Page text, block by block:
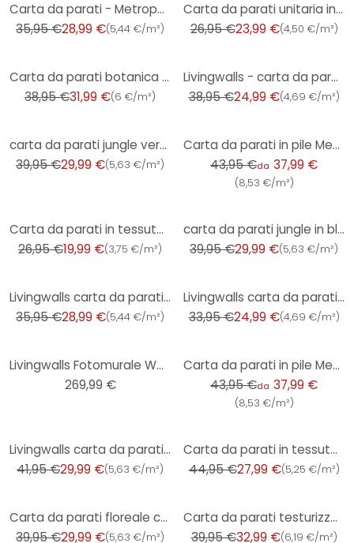
Carta da parati - Metropolitan Stories Mio Tokio
35,95 €28,99 €(5,44 €/m²)
Carta da parati unitaria in tessuto non tessuto bianco Hygge plain matt con struttura leggera
26,95 €23,99 €(4,50 €/m²)
Carta da parati botanica grigio-gialla - Carta da parati in pile a motivi floreali - Carta da parati
38,95 €31,99 €(6 €/m²)
Livingwalls - carta da parati Mattoni grigio
38,95 €24,99 €(4,69 €/m²)
carta da parati jungle verde bianco - carta da parati non tessuta floreale con foglie
39,95 €29,99 €(5,63 €/m²)
Carta da parati in pile Metropolitan Stories di A.S. Creation
43,95 €da 37,99 €
(8,53 €/m²)
Carta da parati in tessuto non tessuto grigio Hygge tinta unita opaco con struttura leggera
26,95 €19,99 €(3,75 €/m²)
carta da parati jungle in blu-grigio - carta da parati in tessuto non tessuto dal fascino tropicale
39,95 €29,99 €(5,63 €/m²)
Livingwalls carta da parati unicolor My Home My Spa
35,95 €28,99 €(5,44 €/m²)
Livingwalls carta da parati - Metropolitan Stories Mio Tokio
33,95 €24,99 €(4,69 €/m²)
Livingwalls Fotomurale Walls by Patel funky birds 1
269,99 €
Carta da parati in pile Metropolitan Stories di A.S. Creation
43,95 €da 37,99 €
(8,53 €/m²)
Livingwalls carta da parati Paisley My Home My Spa
41,95 €29,99 €(5,63 €/m²)
Carta da parati in tessuto non tessuto con texture 3D - Carta da parati in tessuto non tessuto con t
44,95 €27,99 €(5,25 €/m²)
Carta da parati floreale con foglie miste colorate - Carta da parati fantasia rosa verde arancio
39,95 €29,99 €(5,63 €/m²)
Carta da parati testurizzata con trama di lino marrone beige - Campione di prodotto geometrico
39,95 €32,99 €(6,19 €/m²)